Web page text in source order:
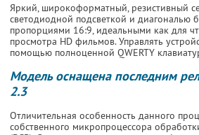
Яркий, широкоформатный, резистивный
светодиодной подсветкой и диагональю
пропорциями 16:9, идеальными как для
просмотра HD фильмов. Управлять
помощью полноценной QWERTY
Модель оснащена последним
2.3
Отличительная особенность данного
собственного микропроцессора